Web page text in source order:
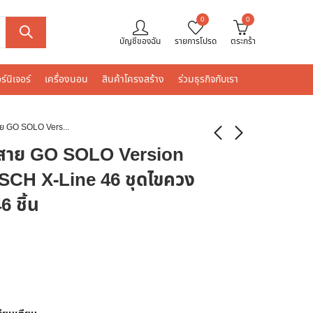
บัญชีของฉัน
0
รายการโปรด
0
ตระกร้า
นิเจอร์ เครื่องนอน สินค้าโครงสร้าง ร่วมธุรกิจกับเรา
BOSCH ไขควงไร้สาย GO SOLO Version 2 3.6V. พร้อม BOSCH X-Line 46 ชุดไขควง พร้อมดอกไขควง 46 ชิ้น
าย GO SOLO Version
X-Line 46 ชุดไขควง
ชิ้น